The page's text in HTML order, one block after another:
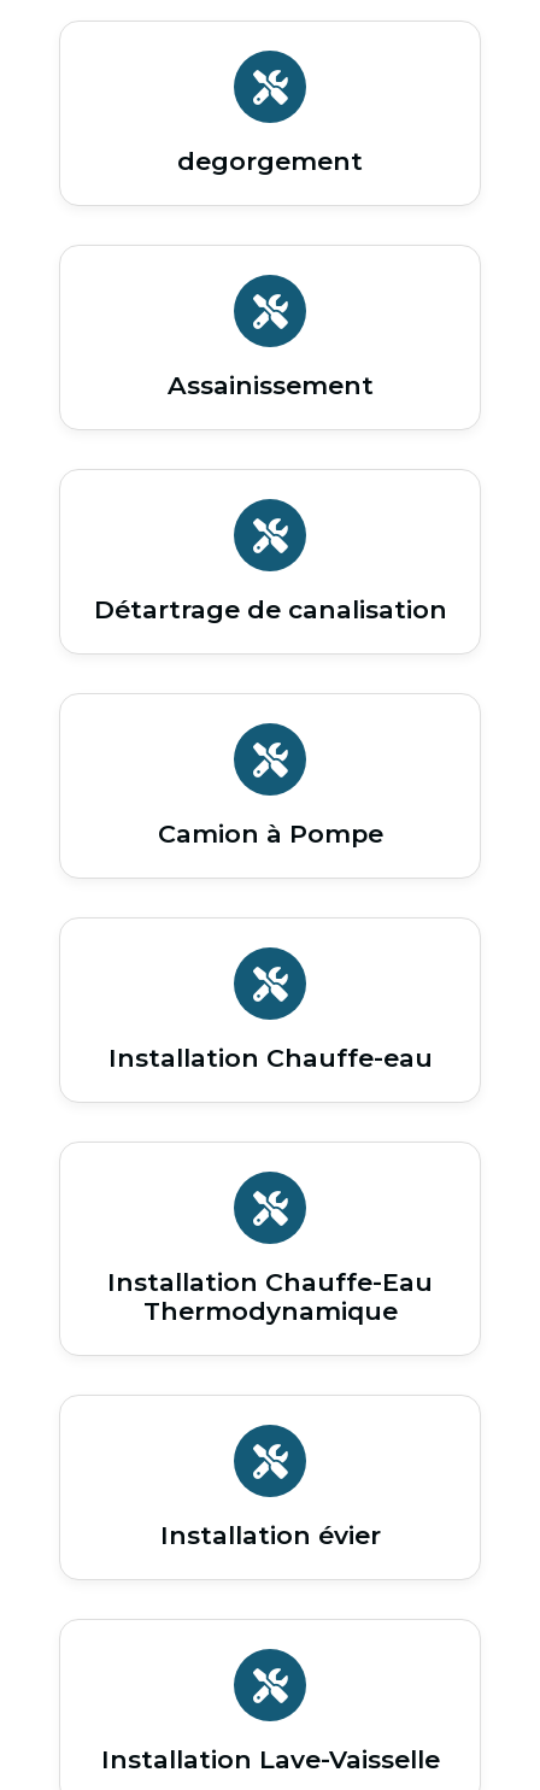
degorgement
Assainissement
Détartrage de canalisation
Camion à Pompe
Installation Chauffe-eau
Installation Chauffe-Eau
Thermodynamique
Installation évier
Installation Lave-Vaisselle